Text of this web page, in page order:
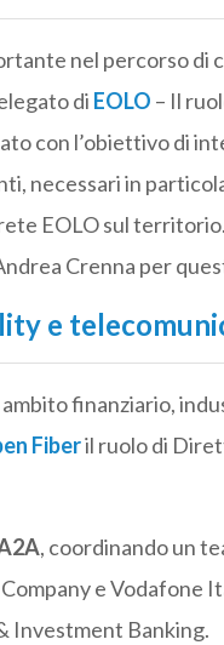
nel percorso di
di EOLO – Il
con l’obiettivo di
necessari in
EOLO sul
Crenna per
e
finanziario,
Fiberil ruolo di
, coordinando un
e Vodafone
Investment Banking.